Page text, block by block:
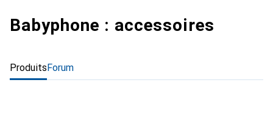
Babyphone : accessoires
ProduitsForum